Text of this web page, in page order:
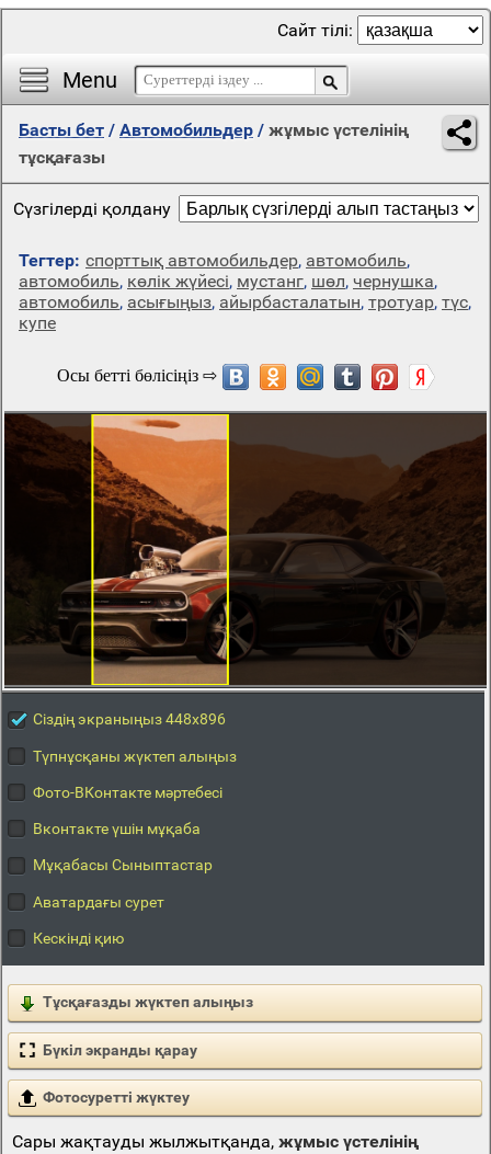
Menu
Сайт тілі:
Басты бет / Автомобильдер / жұмыс үстелінің
тұсқағазы
Сүзгілерді қолдану
Тегтер: спорттық автомобильдер, автомобиль,
автомобиль, көлік жүйесі, мустанг, шөл, чернушка,
автомобиль, асығыңыз, айырбасталатын, тротуар, түс,
купе
Сіздің экраныңыз 448x896
Түпнұсқаны жүктеп алыңыз
Фото-ВКонтакте мәртебесі
Вконтакте үшін мұқаба
Мұқабасы Сыныптастар
Аватардағы сурет
Кескінді қию
Тұсқағазды жүктеп алыңыз
Бүкіл экранды қарау
Фотосуретті жүктеу
Сары жақтауды жылжытқанда, жұмыс үстелінің